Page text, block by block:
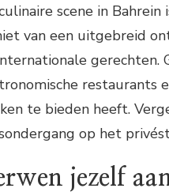
scene in
van een uitgebreid
gerechten.
restaurants
te bieden heeft.
op het
jezelf